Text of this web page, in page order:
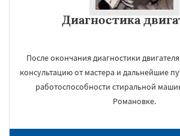
Диагностика
После окончания диагностики
консультацию от мастера и дальнейшие
работоспособности стиральной
Романовке.